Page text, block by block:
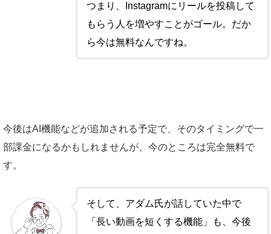
つまり、Instagramにリールを投稿して
もらう人を増やすことがゴール。だか
ら今は無料なんですね。
今後はAI機能などが追加される予定で、そのタイミングで一
部課金になるかもしれませんが、今のところは完全無料で
す。
そして、アダム氏が話していた中で
「長い動画を短くする機能」も、今後